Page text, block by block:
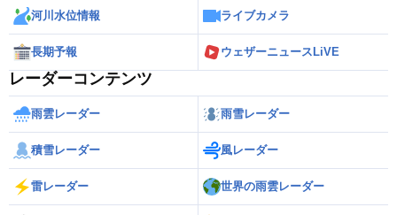
河川水位情報 ライブカメラ
長期予報 ウェザーニュースLiVE
レーダーコンテンツ
雨雲レーダー 雨雪レーダー
積雪レーダー 風レーダー
雷レーダー 世界の雨雲レーダー